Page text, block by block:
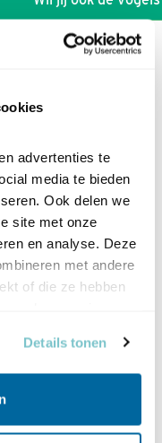
advertenties te
media te bieden
Ook delen we
site met onze
en analyse. Deze
met andere
of die ze hebben
Details tonen
(2)
2021, 6:00 |
|
887x